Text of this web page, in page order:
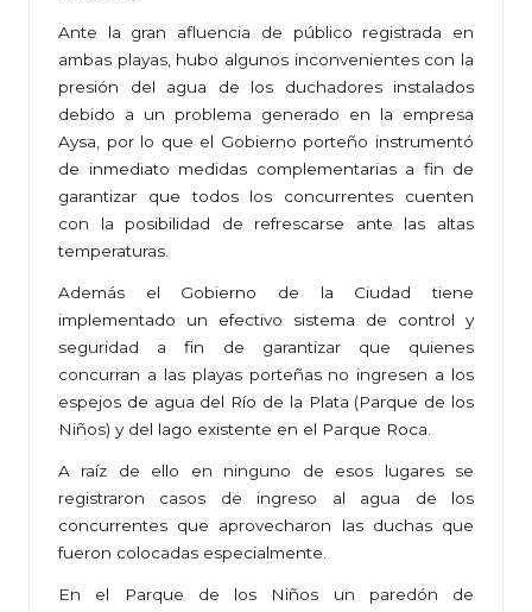
Ante la gran afluencia de público registrada en
ambas playas, hubo algunos inconvenientes con la
presión del agua de los duchadores instalados
debido a un problema generado en la empresa
Aysa, por lo que el Gobierno porteño instrumentó
de inmediato medidas complementarias a fin de
garantizar que todos los concurrentes cuenten
con la posibilidad de refrescarse ante las altas
temperaturas.
Además el Gobierno de la Ciudad tiene
implementado un efectivo sistema de control y
seguridad a fin de garantizar que quienes
concurran a las playas porteñas no ingresen a los
espejos de agua del Río de la Plata (Parque de los
Niños) y del lago existente en el Parque Roca.
A raíz de ello en ninguno de esos lugares se
registraron casos de ingreso al agua de los
concurrentes que aprovecharon las duchas que
fueron colocadas especialmente.
En el Parque de los Niños un paredón de